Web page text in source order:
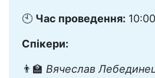
🕙 Час проведення:
Спікери:
👨‍🏫 Вячеслав